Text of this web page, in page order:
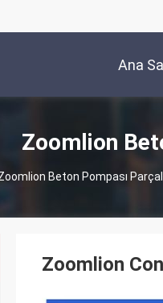
Ana
Zoomlion
Beton Pompası
Zoomlion